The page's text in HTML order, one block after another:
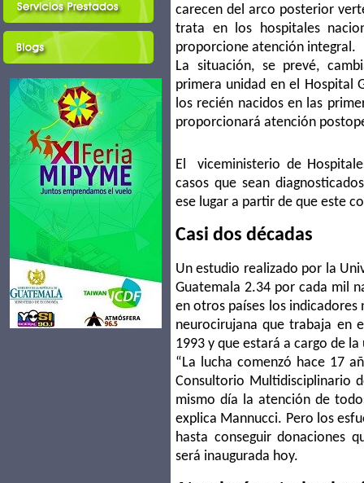
carecen del arco posterior
trata en los hospitales
proporcione atención integral.
La situación, se prevé,
primera unidad en el Hospital
los recién nacidos en las
proporcionará atención
El viceministerio de
casos que sean
ese lugar a partir de que este
Casi dos décadas
Un estudio realizado por la
Guatemala 2.34 por cada mil
en otros países los indicadores
neurocirujana que trabaja en
1993 y que estará a cargo de la
“La lucha comenzó hace 17
Consultorio Multidisciplinario
mismo día la atención de
explica Mannucci. Pero los
hasta conseguir donaciones
será inaugurada hoy.